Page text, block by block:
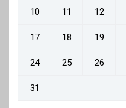
10 11 12
17 18 19
24 25 26
31